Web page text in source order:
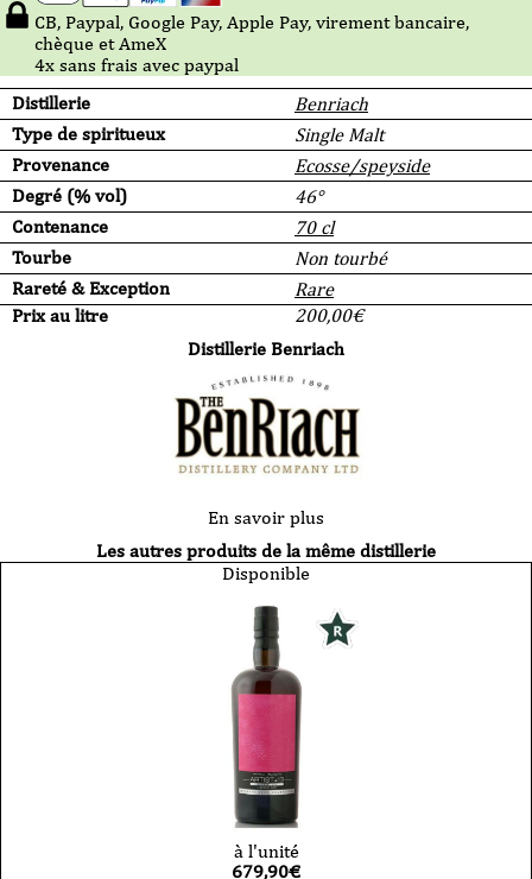
Distillerie
Benriach
Type de spiritueux
Single Malt
Provenance
Ecosse/speyside
Degré (% vol)
46°
Contenance
70 cl
Tourbe
Non tourbé
Rareté & Exception
Rare
Prix au litre
200,00€
CB, Paypal, Google Pay, Apple Pay, virement bancaire,
chèque et AmeX
4x sans frais avec paypal
Distillerie Benriach
En savoir plus
Les autres produits de la même distillerie
Disponible
à l'unité
679,90€